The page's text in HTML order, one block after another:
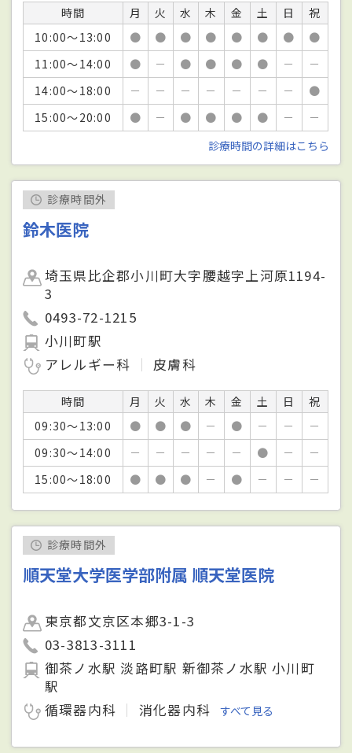
時間 月 火 水 木 金 土 日
祝
10:00～13:00
● ● ● ● ● ● ●
●
11:00～14:00
● － ● ● ● ● －
－
14:00～18:00
－ － － － － － －
●
15:00～20:00
● － ● ● ● ● －
－
診療時間の詳細はこちら
診療時間外
鈴木医院
埼玉県比企郡小川町大字腰越字上河原1194-
3
0493-72-1215
小川町駅
アレルギー科
皮膚科
時間 月 火 水 木 金 土 日
祝
09:30～13:00
● ● ● － ● － －
－
09:30～14:00
－ － － － － ● －
－
15:00～18:00
● ● ● － ● － － －
診療時間外
順天堂大学医学部附属 順天堂医院
東京都文京区本郷3-1-3
03-3813-3111
御茶ノ水駅 淡路町駅 新御茶ノ水駅 小川町
駅
循環器内科
消化器内科 すべて見る